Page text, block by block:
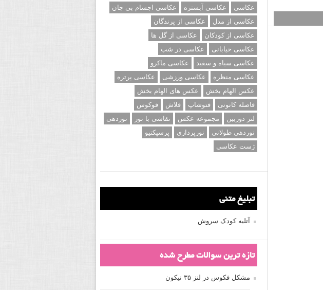
عکاسی
عکاسی آبستره
عکاسی اجسام بی جان
عکاسی از مدل
عکاسی از پرندگان
عکاسی از کودکان
عکاسی از گل ها
عکاسی خیابانی
عکاسی در شب
عکاسی سیاه و سفید
عکاسی ماکرو
عکاسی منظره
عکاسی ورزشی
عکاسی پرتره
عکس الهام بخش
عکس های الهام بخش
فاصله کانونی
فتوشاپ فلاش
فوکوس
لنز دوربین
مجموعه عکس نقاشی با نور
نوردهی
نوردهی طولانی
نورپردازی
پرسپکتیو
ژست عکاسی
تبلیغ متنی
آتلیه کودک سروش
تازه ترین سوالات مطرح شده
مشکل فکوس در لنز ۳۵ نیکون